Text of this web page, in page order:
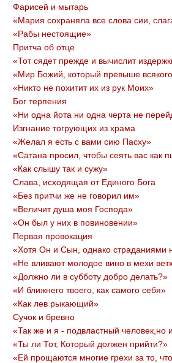
Фарисей и мытарь
«Мария сохраняла все слова сии,
«Рабы нестоящие»
Притча об отце
«Тот сядет прежде и вычислит
«Мир Божий, который превыше
«Никто не похитит их из рук Моих»
Бог терпения
«Ни одна йота ни одна черта не
Изгнание тогрующих из храма
«Желал я есть с вами сию Пасху»
«Сатана просил, чтобы сеять вас как
«Как слышу так и сужу»
Слава, исходящая от Единого Бога
«Без притчи же не говорил им»
«Величит душа моя Господа»
«Он был у них в повиновении»
Первая провокация
«Хотя Он и Сын, однако страданиями
«Не вливают молодое вино в мехи
«Должно ли в субботу добро делать?»
«И ближнего твоего, как самого себя»
«Как лев рыкающий»
Сучок и бревно
«Так же и я - подвластный
«Ты ли Тот, Который должен прийти?»
«Ей прощаются многие грехи за то,